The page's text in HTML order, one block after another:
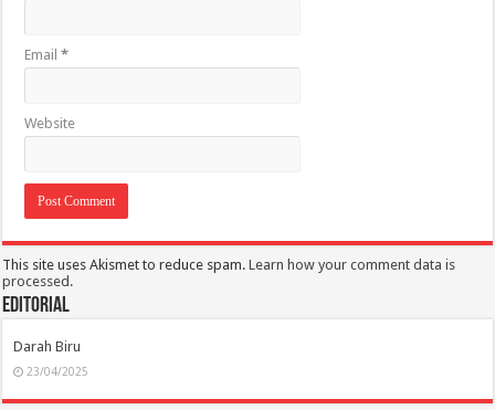
Email*
Website
This site uses Akismet to reduce spam.Learn how your comment data is
processed.
Editorial
Darah Biru
23/04/2025